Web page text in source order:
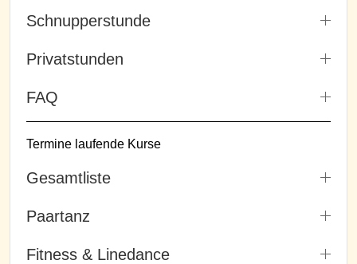
Schnupperstunde
Privatstunden
FAQ
Termine laufende Kurse
Gesamtliste
Paartanz
Fitness & Linedance